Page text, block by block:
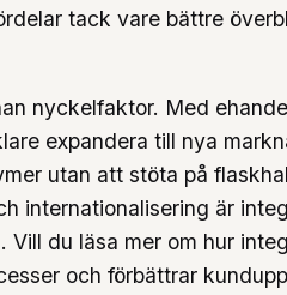
tack vare bättre
nyckelfaktor. Med
expandera till nya
utan att stöta på
internationalisering är
Vill du läsa mer om hur
och förbättrar